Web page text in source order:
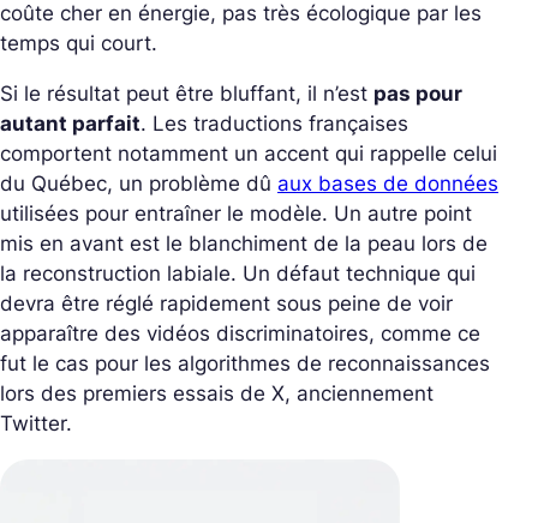
coûte cher en énergie, pas très écologique par les
temps qui court.
Si le résultat peut être bluffant, il n’est pas pour
autant parfait. Les traductions françaises
comportent notamment un accent qui rappelle celui
du Québec, un problème dû aux bases de données
utilisées pour entraîner le modèle. Un autre point
mis en avant est le blanchiment de la peau lors de
la reconstruction labiale. Un défaut technique qui
devra être réglé rapidement sous peine de voir
apparaître des vidéos discriminatoires, comme ce
fut le cas pour les algorithmes de reconnaissances
lors des premiers essais de X, anciennement
Twitter.